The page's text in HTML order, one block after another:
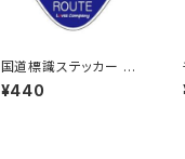
国道標識ステッカー 41
8号線
¥440